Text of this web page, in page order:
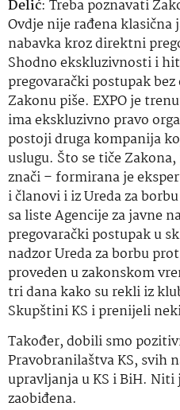
Delić: Treba poznavati
Ovdje nije rađena klasična
nabavka kroz direktni
Shodno ekskluzivnosti i
pregovarački postupak
Zakonu piše. EXPO je
ima ekskluzivno pravo
postoji druga kompanija
uslugu. Što se tiče
znači – formirana je
i članovi i iz Ureda za
sa liste Agencije za javne
pregovarački postupak u
nadzor Ureda za borbu
proveden u zakonskom
tri dana kako su rekli iz
Skupštini KS i prenijeli
Također, dobili smo
Pravobranilaštva KS, svih
upravljanja u KS i BiH.
zaobiđena.